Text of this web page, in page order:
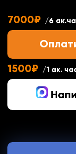
7000₽ /6
1500₽ /1 ак.